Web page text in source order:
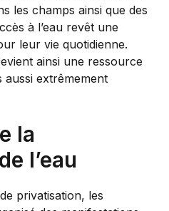
les champs ainsi que des
à l’eau revêt une
leur vie quotidienne.
ainsi une ressource
aussi extrêmement
la
l’eau
privatisation, les